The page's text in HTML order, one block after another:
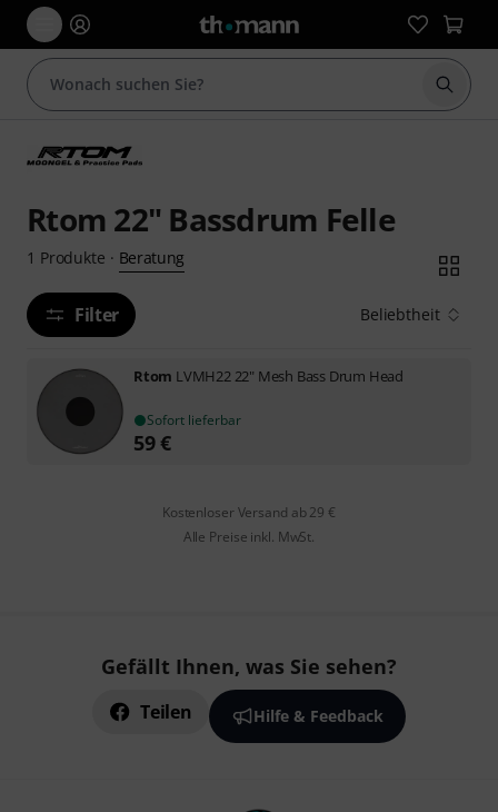
Suche
Rtom 22" Bassdrum Felle
1 Produkte · Beratung
Filter Beliebtheit
Rtom LVMH22 22" Mesh Bass Drum Head
Sofort lieferbar
59€
Kostenloser Versand ab 29 €
Alle Preise inkl. MwSt.
Gefällt Ihnen, was Sie sehen?
Teilen Hilfe & Feedback